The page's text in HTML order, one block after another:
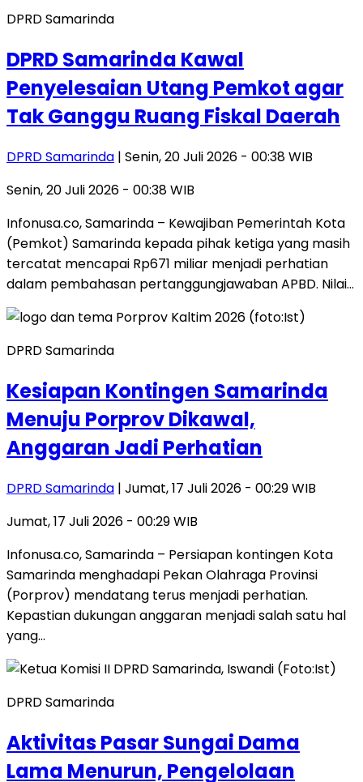
DPRD Samarinda
DPRD Samarinda Kawal
Penyelesaian Utang Pemkot agar
Tak Ganggu Ruang Fiskal Daerah
DPRD Samarinda | Senin, 20 Juli 2026 - 00:38 WIB
Senin, 20 Juli 2026 - 00:38 WIB
Infonusa.co, Samarinda – Kewajiban Pemerintah Kota
(Pemkot) Samarinda kepada pihak ketiga yang masih
tercatat mencapai Rp671 miliar menjadi perhatian
dalam pembahasan pertanggungjawaban APBD. Nilai…
DPRD Samarinda
Kesiapan Kontingen Samarinda
Menuju Porprov Dikawal,
Anggaran Jadi Perhatian
DPRD Samarinda | Jumat, 17 Juli 2026 - 00:29 WIB
Jumat, 17 Juli 2026 - 00:29 WIB
Infonusa.co, Samarinda – Persiapan kontingen Kota
Samarinda menghadapi Pekan Olahraga Provinsi
(Porprov) mendatang terus menjadi perhatian.
Kepastian dukungan anggaran menjadi salah satu hal
yang…
DPRD Samarinda
Aktivitas Pasar Sungai Dama
Lama Menurun, Pengelolaan